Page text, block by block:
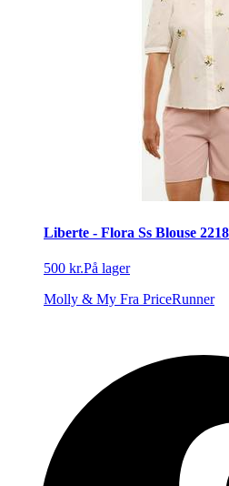
Liberte - Flora Ss Blouse
500 kr.På lager
Molly & My Fra PriceRunner